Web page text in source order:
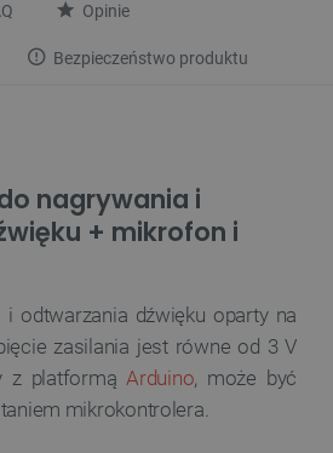
Opinie
Bezpieczeństwo produktu
do nagrywania i
+ mikrofon i
i odtwarzania dźwięku oparty na
zasilania jest równe od 3 V
z platformąArduino, może być
mikrokontrolera.